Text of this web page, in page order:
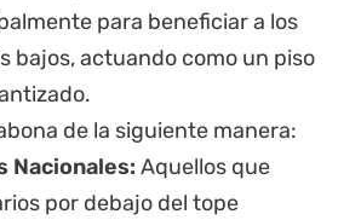
para beneficiar a los
bajos, actuando como un piso
de la siguiente manera:
Nacionales: Aquellos que
por debajo del tope